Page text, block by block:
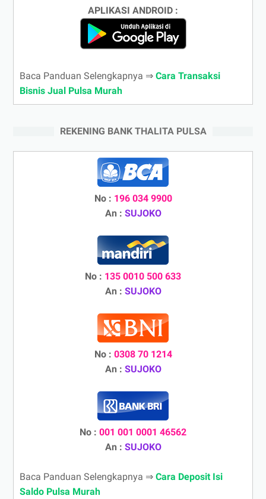
APLIKASI ANDROID :
Baca Panduan Selengkapnya ⇒ Cara Transaksi
Bisnis Jual Pulsa Murah
REKENING BANK THALITA PULSA
No : 196 034 9900
An : SUJOKO
No : 135 0010 500 633
An : SUJOKO
No : 0308 70 1214
An : SUJOKO
No : 001 001 0001 46562
An : SUJOKO
Baca Panduan Selengkapnya ⇒ Cara Deposit Isi
Saldo Pulsa Murah